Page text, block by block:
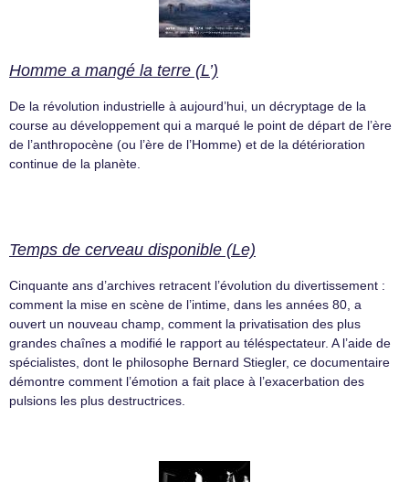
Homme a mangé la terre (L’)
De la révolution industrielle à aujourd’hui, un décryptage de la
course au développement qui a marqué le point de départ de l’ère
de l’anthropocène (ou l’ère de l’Homme) et de la détérioration
continue de la planète.
Temps de cerveau disponible (Le)
Cinquante ans d’archives retracent l’évolution du divertissement :
comment la mise en scène de l’intime, dans les années 80, a
ouvert un nouveau champ, comment la privatisation des plus
grandes chaînes a modifié le rapport au téléspectateur. A l’aide de
spécialistes, dont le philosophe Bernard Stiegler, ce documentaire
démontre comment l’émotion a fait place à l’exacerbation des
pulsions les plus destructrices.